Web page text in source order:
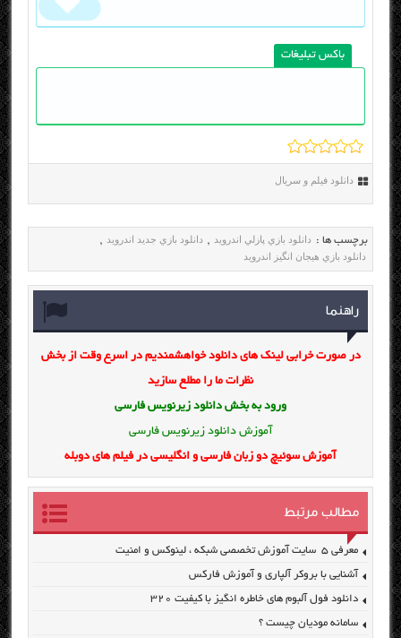
باکس تبلیغات
دانلود فیلم و سریال
برچسب ها : دانلود بازي پازلي اندرويد , دانلود بازي جديد اندرويد ,
دانلود بازي هيجان انگيز اندرويد
راهنما
در صورت خرابی لینک های دانلود خواهشمندیم در اسرع وقت از بخش
نظرات ما را مطلع سازید
ورود به بخش دانلود زیرنویس فارسی
آموزش دانلود زیرنویس فارسی
آموزش سوئیچ دو زبان فارسی و انگلیسی در فیلم های دوبله
مطالب مرتبط
معرفی ۵ سایت آموزش تخصصی شبکه ، لینوکس و امنیت
آشنایی با بروکر آلپاری و آموزش فارکس
دانلود فول آلبوم های خاطره انگیز با کیفیت ۳۲۰
سامانه مودیان چیست ؟